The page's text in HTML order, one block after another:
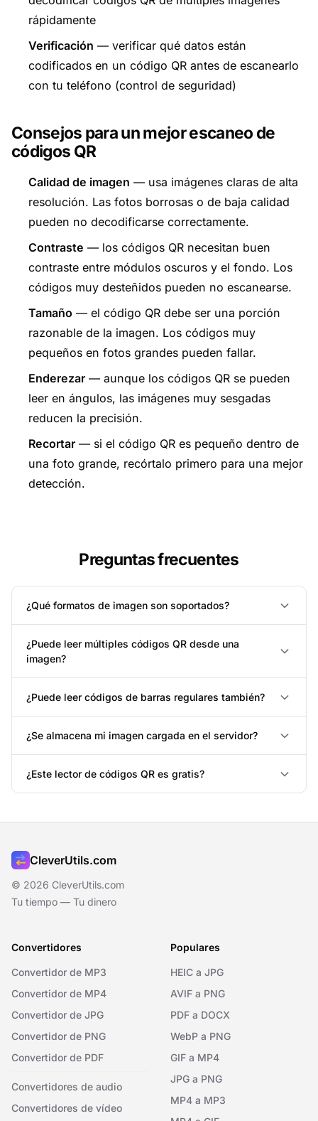
rápidamente
Verificación — verificar qué datos están
codificados en un código QR antes de escanearlo
con tu teléfono (control de seguridad)
Consejos para un mejor escaneo de
códigos QR
Calidad de imagen — usa imágenes claras de alta
resolución. Las fotos borrosas o de baja calidad
pueden no decodificarse correctamente.
Contraste — los códigos QR necesitan buen
contraste entre módulos oscuros y el fondo. Los
códigos muy desteñidos pueden no escanearse.
Tamaño — el código QR debe ser una porción
razonable de la imagen. Los códigos muy
pequeños en fotos grandes pueden fallar.
Enderezar — aunque los códigos QR se pueden
leer en ángulos, las imágenes muy sesgadas
reducen la precisión.
Recortar — si el código QR es pequeño dentro de
una foto grande, recórtalo primero para una mejor
detección.
Preguntas frecuentes
¿Qué formatos de imagen son soportados?
¿Puede leer múltiples códigos QR desde una
imagen?
¿Puede leer códigos de barras regulares también?
¿Se almacena mi imagen cargada en el servidor?
¿Este lector de códigos QR es gratis?
CleverUtils.com
© 2026 CleverUtils.com
Tu tiempo — Tu dinero
Convertidores
Convertidor de MP3
Convertidor de MP4
Convertidor de JPG
Convertidor de PNG
Convertidor de PDF
Convertidores de audio
Convertidores de vídeo
Populares
HEIC a JPG
AVIF a PNG
PDF a DOCX
WebP a PNG
GIF a MP4
JPG a PNG
MP4 a MP3